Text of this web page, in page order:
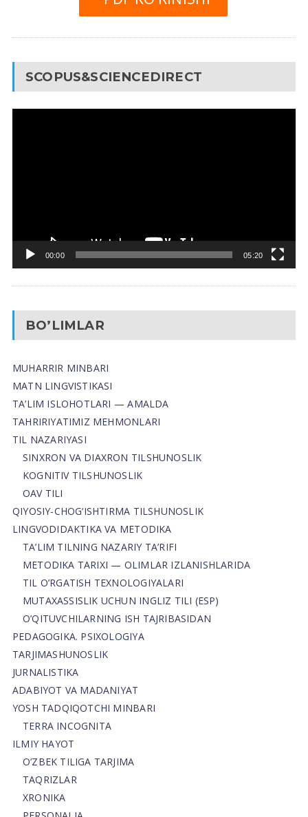
SCOPUS&SCIENCEDIRECT
00:00 05:20
BO’LIMLAR
MUHARRIR MINBARI
MATN LINGVISTIKASI
TA’LIM ISLOHOTLARI — AMALDA
TAHRIRIYATIMIZ MEHMONLARI
TIL NAZARIYASI
SINXRON VA DIAXRON TILSHUNOSLIK
KOGNITIV TILSHUNOSLIK
OAV TILI
QIYOSIY-CHOG‘ISHTIRMA TILSHUNOSLIK
LINGVODIDAKTIKA VA METODIKA
TA’LIM TILNING NAZARIY TA’RIFI
METODIKA TARIXI — OLIMLAR IZLANISHLARIDA
TIL O’RGATISH TEXNOLOGIYALARI
MUTAXASSISLIK UCHUN INGLIZ TILI (ESP)
O’QITUVCHILARNING ISH TAJRIBASIDAN
PEDAGOGIKA. PSIXOLOGIYA
TARJIMASHUNOSLIK
JURNALISTIKA
ADABIYOT VA MADANIYAT
YOSH TADQIQOTCHI MINBARI
TERRA INCOGNITA
ILMIY HAYOT
O’ZBEK TILIGA TARJIMA
TAQRIZLAR
XRONIKA